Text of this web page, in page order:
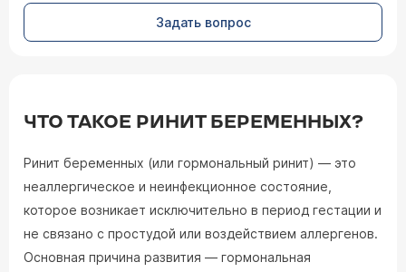
Задать вопрос
ЧТО ТАКОЕ РИНИТ БЕРЕМЕННЫХ?
Ринит беременных (или гормональный ринит) — это
неаллергическое и неинфекционное состояние,
которое возникает исключительно в период гестации и
не связано с простудой или воздействием аллергенов.
Основная причина развития — гормональная